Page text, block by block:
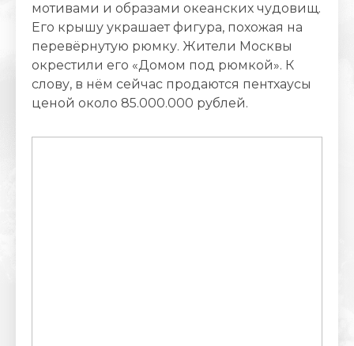
мотивами и образами океанских чудовищ.
Его крышу украшает фигура, похожая на
перевёрнутую рюмку. Жители Москвы
окрестили его «Домом под рюмкой». К
слову, в нём сейчас продаются пентхаусы
ценой около 85.000.000 рублей.